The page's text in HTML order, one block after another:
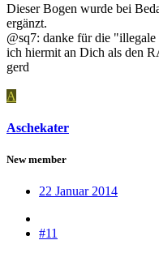
Dieser Bogen wurde bei
ergänzt.
@sq7: danke für die
ich hiermit an Dich als den
gerd
A
Aschekater
New member
22 Januar 2014
#11